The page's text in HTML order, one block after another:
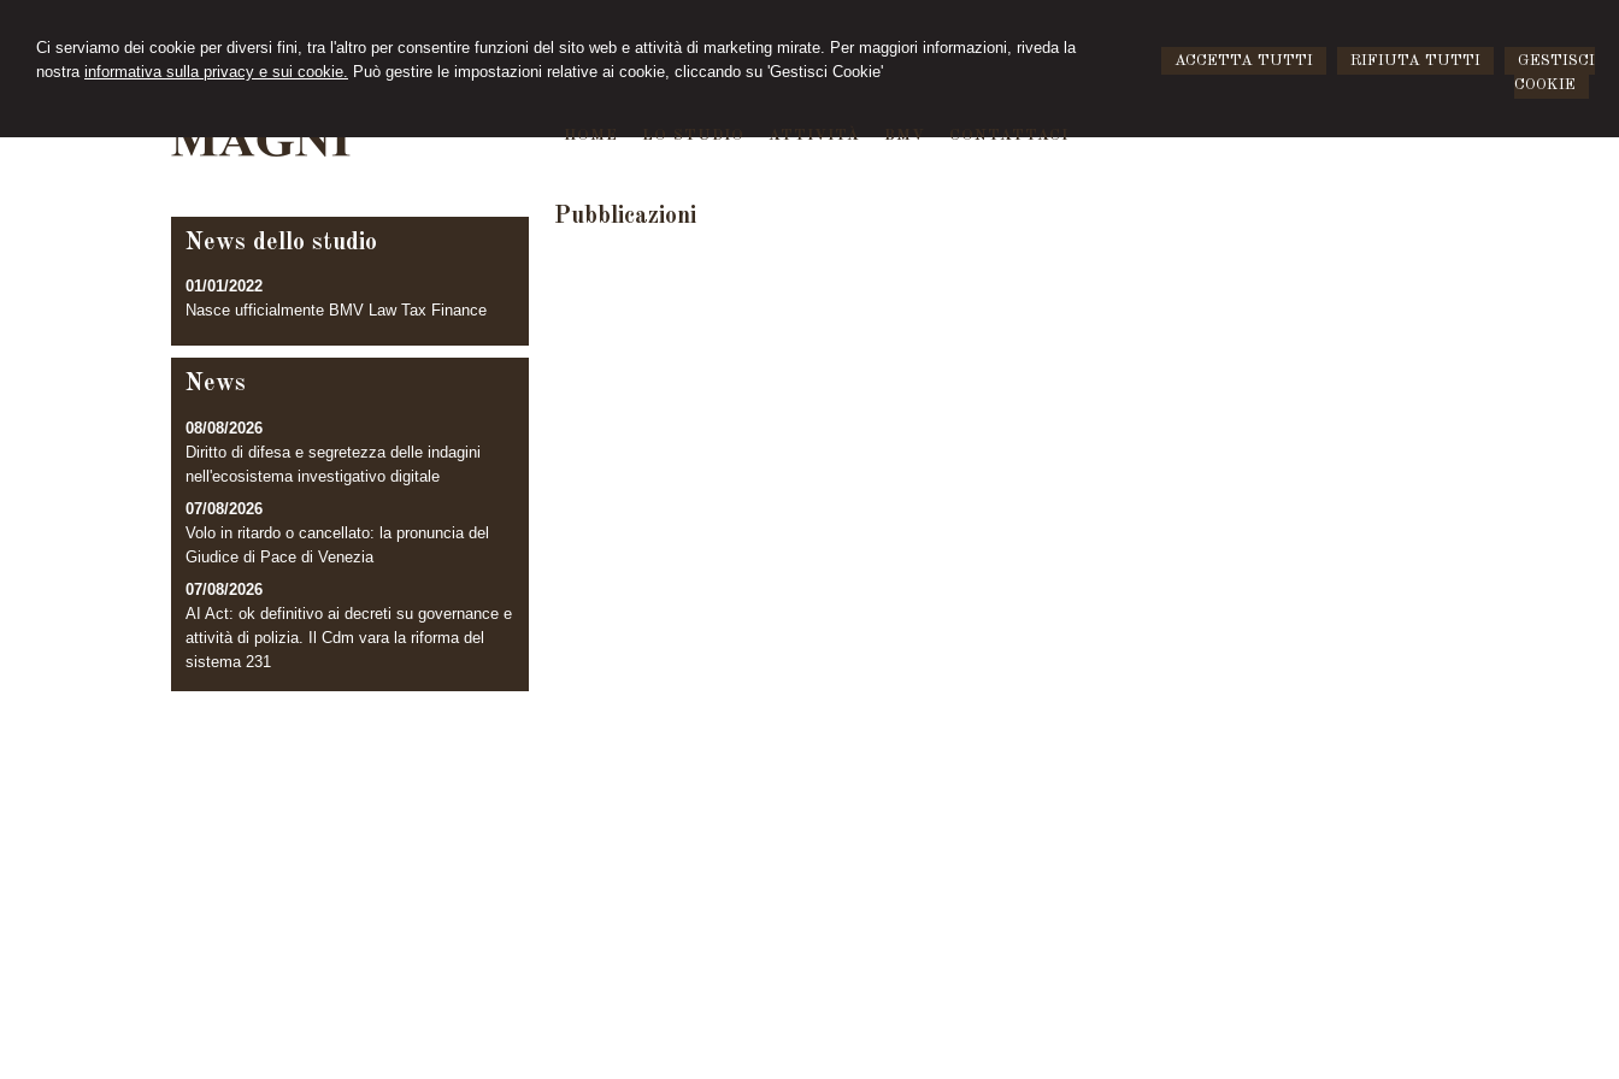
Ci serviamo dei cookie per diversi fini, tra l'altro per consentire funzioni del sito web e attività di marketing mirate. Per maggiori informazioni, riveda la
nostra informativa sulla privacy e sui cookie. Può gestire le impostazioni relative ai cookie, cliccando su 'Gestisci Cookie'
ACCETTA TUTTI RIFIUTA TUTTI
GESTISCI
COOKIE
HOME LO STUDIO ATTIVITÀ BMV CONTATTACI
Pubblicazioni
News dello studio
01/01/2022
Nasce ufficialmente BMV Law Tax Finance
News
08/08/2026
Diritto di difesa e segretezza delle indagini
nell'ecosistema investigativo digitale
07/08/2026
Volo in ritardo o cancellato: la pronuncia del
Giudice di Pace di Venezia
07/08/2026
AI Act: ok definitivo ai decreti su governance e
attività di polizia. Il Cdm vara la riforma del
sistema 231